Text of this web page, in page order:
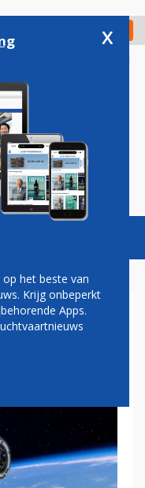
Check in
Vacatures
x
het beste van
Krijg onbeperkt
Apps.